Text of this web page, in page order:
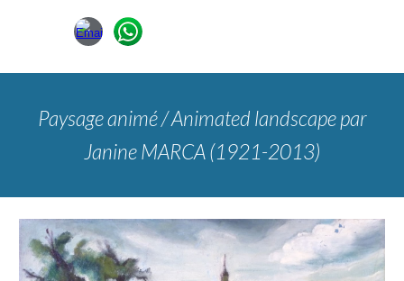
Paysage animé / Animated landscapepar
Janine MARCA (1921-2013)